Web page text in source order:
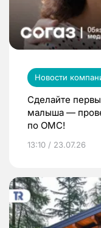
Новости
Сделайте
малыша —
по ОМС!
13:10 / 23.07.26